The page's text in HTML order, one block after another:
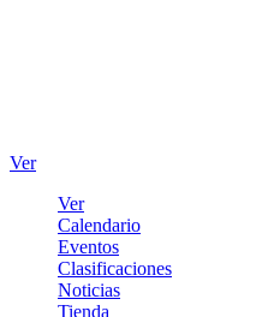
Ver
Ver
Calendario
Eventos
Clasificaciones
Noticias
Tienda